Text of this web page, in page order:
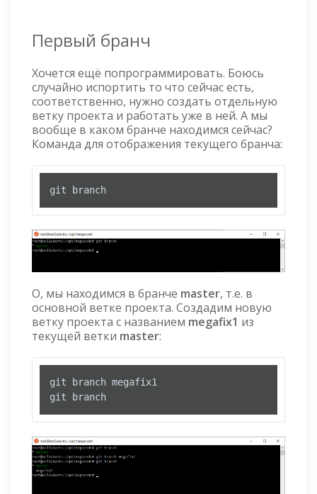
Первый бранч
Хочется ещё попрограммировать. Боюсь
случайно испортить то что сейчас есть,
соответственно, нужно создать отдельную
ветку проекта и работать уже в ней. А мы
вообще в каком бранче находимся сейчас?
Команда для отображения текущего бранча:
git branch
О, мы находимся в бранче master, т.е. в
основной ветке проекта. Создадим новую
ветку проекта с названием megafix1 из
текущей ветки master:
git branch megafix1
git branch